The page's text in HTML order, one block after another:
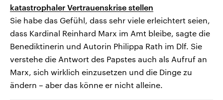
katastrophaler Vertrauenskrise stellen
Sie habe das Gefühl, dass sehr viele erleichtert seien,
dass Kardinal Reinhard Marx im Amt bleibe, sagte die
Benediktinerin und Autorin Philippa Rath im Dlf. Sie
verstehe die Antwort des Papstes auch als Aufruf an
Marx, sich wirklich einzusetzen und die Dinge zu
ändern – aber das könne er nicht alleine.